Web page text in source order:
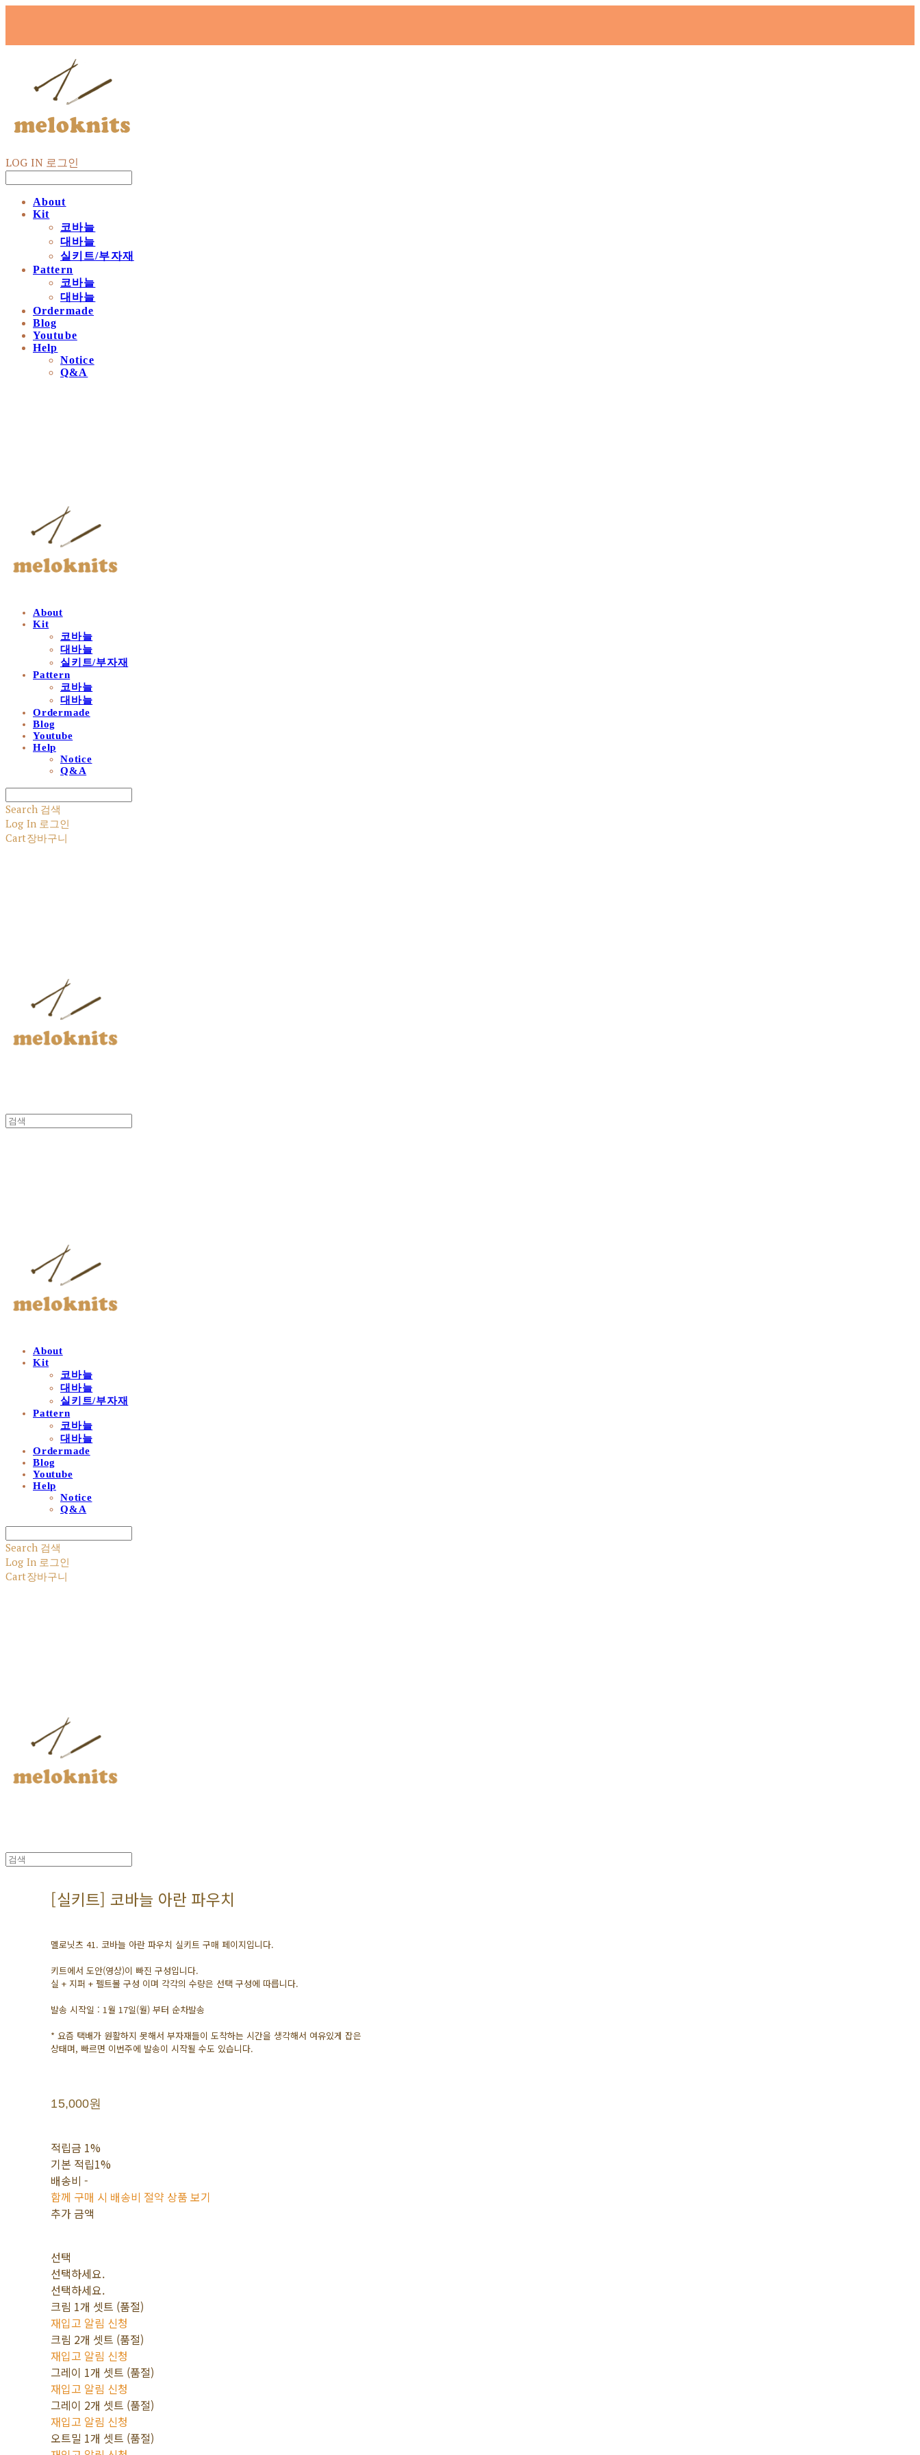
LOG IN 로그인
About
Kit
코바늘
대바늘
실키트/부자재
Pattern
코바늘
대바늘
Ordermade
Blog
Youtube
Help
Notice
Q&A
About
Kit
코바늘
대바늘
실키트/부자재
Pattern
코바늘
대바늘
Ordermade
Blog
Youtube
Help
Notice
Q&A
Search 검색
Log In 로그인
Cart장바구니
About
Kit
코바늘
대바늘
실키트/부자재
Pattern
코바늘
대바늘
Ordermade
Blog
Youtube
Help
Notice
Q&A
Search 검색
Log In 로그인
Cart장바구니
[실키트] 코바늘 아란 파우치
멜로닛츠 41. 코바늘 아란 파우치 실키트 구매 페이지입니다.
키트에서 도안(영상)이 빠진 구성입니다.
실 + 지퍼 + 펠트볼 구성 이며 각각의 수량은 선택 구성에 따릅니다.
발송 시작일 : 1월 17일(월) 부터 순차발송
* 요즘 택배가 원활하지 못해서 부자재들이 도착하는 시간을 생각해서 여유있게 잡은
상태며, 빠르면 이번주에 발송이 시작될 수도 있습니다.
15,000원
적립금 1%
기본 적립1%
배송비-
함께 구매 시 배송비 절약 상품 보기
추가 금액
선택
선택하세요.
선택하세요.
크림 1개 셋트 (품절)
재입고 알림 신청
크림 2개 셋트 (품절)
재입고 알림 신청
그레이 1개 셋트 (품절)
재입고 알림 신청
그레이 2개 셋트 (품절)
재입고 알림 신청
오트밀 1개 셋트 (품절)